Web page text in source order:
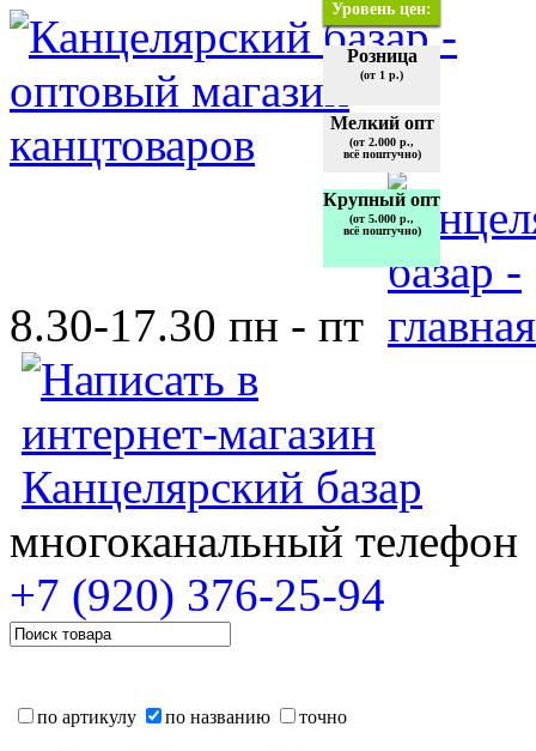
Уровень цен:
Розница
(от 1 р.)
Мелкий опт
(от 2.000 р.,
всё поштучно)
Крупный опт
(от 5.000 р.,
всё поштучно)
8.30-17.30 пн - пт
многоканальный телефон
+7 (920) 376-25-94
по артикулу по названию точно